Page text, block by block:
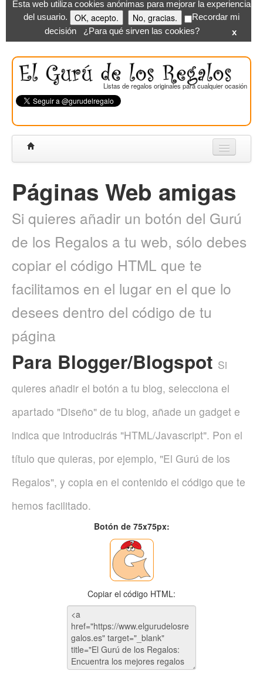
Esta web utiliza cookies anónimas para mejorar la experiencia
del usuario.
OK, acepto. No, gracias.
Recordar mi
decisión ¿Para qué sirven las cookies? x
Listas de regalos originales para cualquier ocasión
Mis amigos
Buscador
Blog
Ayuda
Páginas Web amigas
Si quieres añadir un botón del Gurú
de los Regalos a tu web, sólo debes
copiar el código HTML que te
facilitamos en el lugar en el que lo
desees dentro del código de tu
página
Para Blogger/Blogspot Si
quieres añadir el botón a tu blog, selecciona el
apartado "Diseño" de tu blog, añade un gadget e
indica que introducirás "HTML/Javascript". Pon el
título que quieras, por ejemplo, "El Gurú de los
Regalos", y copia en el contenido el código que te
hemos facilitado.
Botón de 75x75px:
Copiar el código HTML: